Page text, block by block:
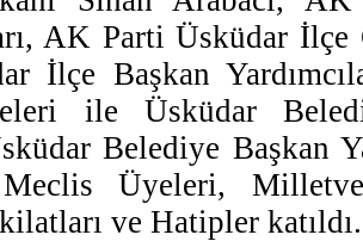
AK Parti Üsküdar
İlçe Başkan
ile Üsküdar
Belediye Başkan
Üyeleri,
ve Hatipler katıldı.